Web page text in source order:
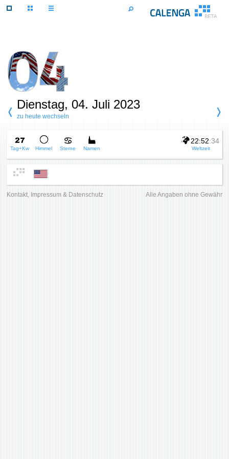
Dienstag, 04. Juli 2023
zu heute wechseln
Tag+Kw Himmel Sterne Namen
22:52:34
Weltzeit
Alle Angaben ohne Gewähr
Kontakt, Impressum & Datenschutz